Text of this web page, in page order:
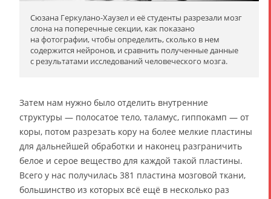
Сюзана Геркулано-Хаузел и её студенты разрезали мозг
слона на поперечные секции, как показано
на фотографии, чтобы определить, сколько в нем
содержится нейронов, и сравнить полученные данные
с результатами исследований человеческого мозга.
Затем нам нужно было отделить внутренние
структуры — полосатое тело, таламус, гиппокамп — от
коры, потом разрезать кору на более мелкие пластины
для дальнейшей обработки и наконец разграничить
белое и серое вещество для каждой такой пластины.
Всего у нас получилась 381 пластина мозговой ткани,
большинство из которых всё ещё в несколько раз